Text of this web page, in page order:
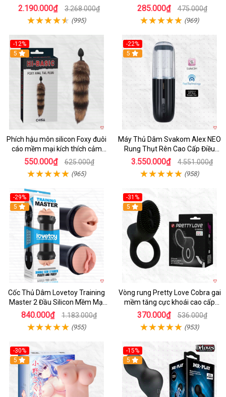
2.190.000₫ 3.268.000₫
(995)
Thời Gian
285.000₫ 475.000₫
(969)
-12%
Hot
5
Phích hậu môn silicon Foxy đuôi
cáo mềm mại kích thích cảm
giác mới
550.000₫ 625.000₫
(965)
-22%
5
Máy Thủ Dâm Svakom Alex NEO
Rung Thụt Rên Cao Cấp Điều
Khiển App
3.550.000₫ 4.551.000₫
(958)
-29%
Hot
5
Cốc Thủ Dâm Lovetoy Training
Master 2 Đầu Silicon Mềm Mại
Tiện Lợi
840.000₫ 1.183.000₫
(955)
-31%
5
Vòng rung Pretty Love Cobra gai
mềm tăng cực khoái cao cấp
chính hãng
370.000₫ 536.000₫
(953)
-30%
Hot
5
-15%
Hot
5